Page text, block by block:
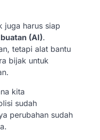
juga harus siap
(AI).
tetapi alat bantu
bijak untuk
kita
sudah
perubahan sudah